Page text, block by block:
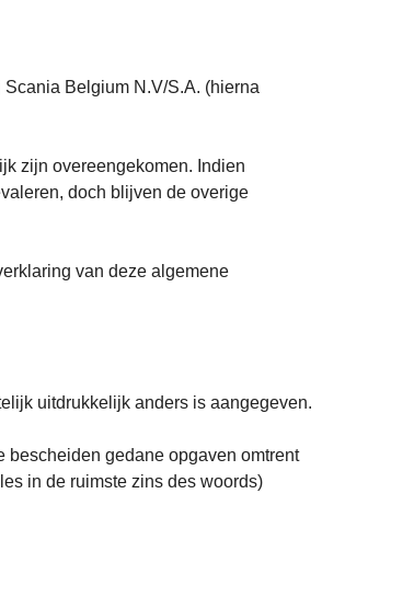
Belgium N.V/S.A. (hierna
zijn overeengekomen. Indien
doch blijven de overige
van deze algemene
uitdrukkelijk anders is aangegeven.
bescheiden gedane opgaven omtrent
in de ruimste zins des woords)